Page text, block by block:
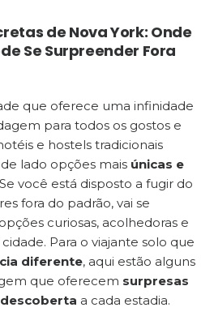
de Nova York: Onde
Se Surpreender Fora
que oferece uma infinidade
para todos os gostos e
e hostels tradicionais
lado opções mais únicas e
você está disposto a fugir do
fora do padrão, vai se
curiosas, acolhedoras e
Para o viajante solo que
diferente, aqui estão alguns
que oferecem surpresas
a cada estadia.